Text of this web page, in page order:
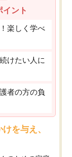
ント
楽しく学べ
けたい人に
者の方の負
を与え、